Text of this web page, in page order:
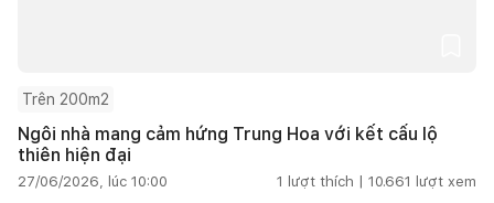
Trên 200m2
Ngôi nhà mang cảm hứng Trung Hoa với kết cấu lộ
thiên hiện đại
27/06/2026, lúc 10:00 1 lượt thích | 10.661 lượt xem